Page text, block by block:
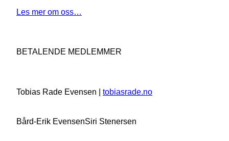
Les mer om oss…
BETALENDE MEDLEMMER
Tobias Rade Evensen | tobiasrade.no
Bård-Erik EvensenSiri Stenersen